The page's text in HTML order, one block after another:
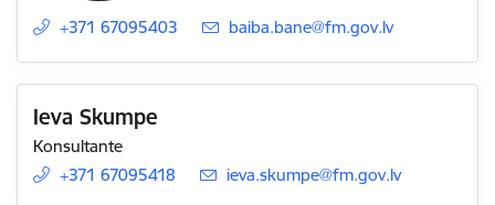
+371 67095403 E-pasts:
baiba.bane@fm.gov.lv
Ieva Skumpe
Konsultante
+371 67095418
E-pasts:
ieva.skumpe@fm.gov.lv